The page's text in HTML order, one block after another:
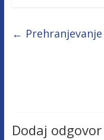
←
Dodaj odgovor